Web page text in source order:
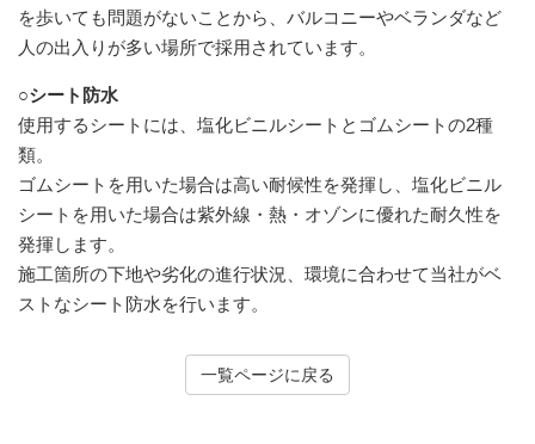
を歩いても問題がないことから、バルコニーやベランダなど
人の出入りが多い場所で採用されています。
○シート防水
使用するシートには、塩化ビニルシートとゴムシートの2種
類。
ゴムシートを用いた場合は高い耐候性を発揮し、塩化ビニル
シートを用いた場合は紫外線・熱・オゾンに優れた耐久性を
発揮します。
施工箇所の下地や劣化の進行状況、環境に合わせて当社がベ
ストなシート防水を行います。
一覧ページに戻る